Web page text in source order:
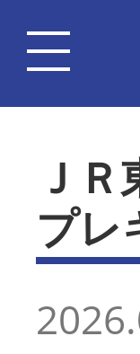
Ｊ
プレ